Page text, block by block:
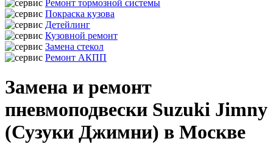
Ремонт тормозной системы
Покраска кузова
Детейлинг
Кузовной ремонт
Замена стекол
Ремонт АКПП
Замена и ремонт
пневмоподвески Suzuki Jimny
(Сузуки Джимни) в Москве